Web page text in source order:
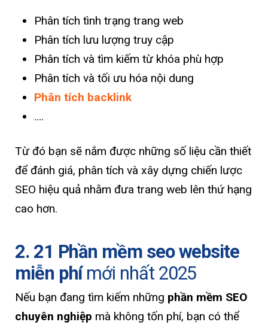
Phân tích tình trạng trang web
Phân tích lưu lượng truy cập
Phân tích và tìm kiếm từ khóa phù hợp
Phân tích và tối ưu hóa nội dung
Phân tích backlink
….
Từ đó bạn sẽ nắm được những số liệu cần thiết
để đánh giá, phân tích và xây dựng chiến lược
SEO hiệu quả nhằm đưa trang web lên thứ hạng
cao hơn.
2. 21 Phần mềm seo website
miễn phímới nhất 2025
Nếu bạn đang tìm kiếm những phần mềm SEO
chuyên nghiệp mà không tốn phí, bạn có thể